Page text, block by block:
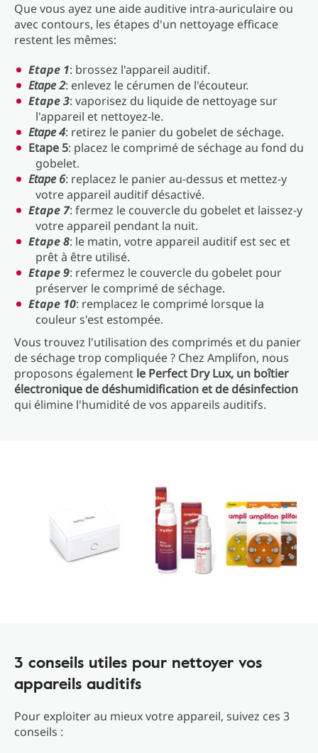
Que vous ayez une aide auditive intra-auriculaire ou
avec contours, les étapes d'un nettoyage efficace
restent les mêmes:
Etape 1: brossez l'appareil auditif.
Etape 2: enlevez le cérumen de l'écouteur.
Etape 3: vaporisez du liquide de nettoyage sur
l'appareil et nettoyez-le.
Etape 4: retirez le panier du gobelet de séchage.
Etape 5: placez le comprimé de séchage au fond du
gobelet.
Etape 6: replacez le panier au-dessus et mettez-y
votre appareil auditif désactivé.
Etape 7: fermez le couvercle du gobelet et laissez-y
votre appareil pendant la nuit.
Etape 8: le matin, votre appareil auditif est sec et
prêt à être utilisé.
Etape 9: refermez le couvercle du gobelet pour
préserver le comprimé de séchage.
Etape 10: remplacez le comprimé lorsque la
couleur s'est estompée.
Vous trouvez l'utilisation des comprimés et du panier
de séchage trop compliquée ? Chez Amplifon, nous
proposons également le Perfect Dry Lux, un boîtier
électronique de déshumidification et de désinfection
qui élimine l'humidité de vos appareils auditifs.
3 conseils utiles pour nettoyer vos
appareils auditifs
Pour exploiter au mieux votre appareil, suivez ces 3
conseils :